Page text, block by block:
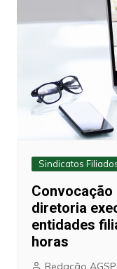
Sindicatos
Convocação
diretoria
entidades
horas
Redação